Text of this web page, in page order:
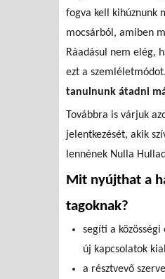
fogva kell kihúznunk
mocsárból, amiben
Ráadásul nem elég,
ezt a szemléletmódot.
tanulnunk átadni
Továbbra is várjuk
jelentkezését, akik
lennének Nulla
Mit nyújthat a
tagoknak?
segíti a közösségi
új kapcsolatok
a résztvevő